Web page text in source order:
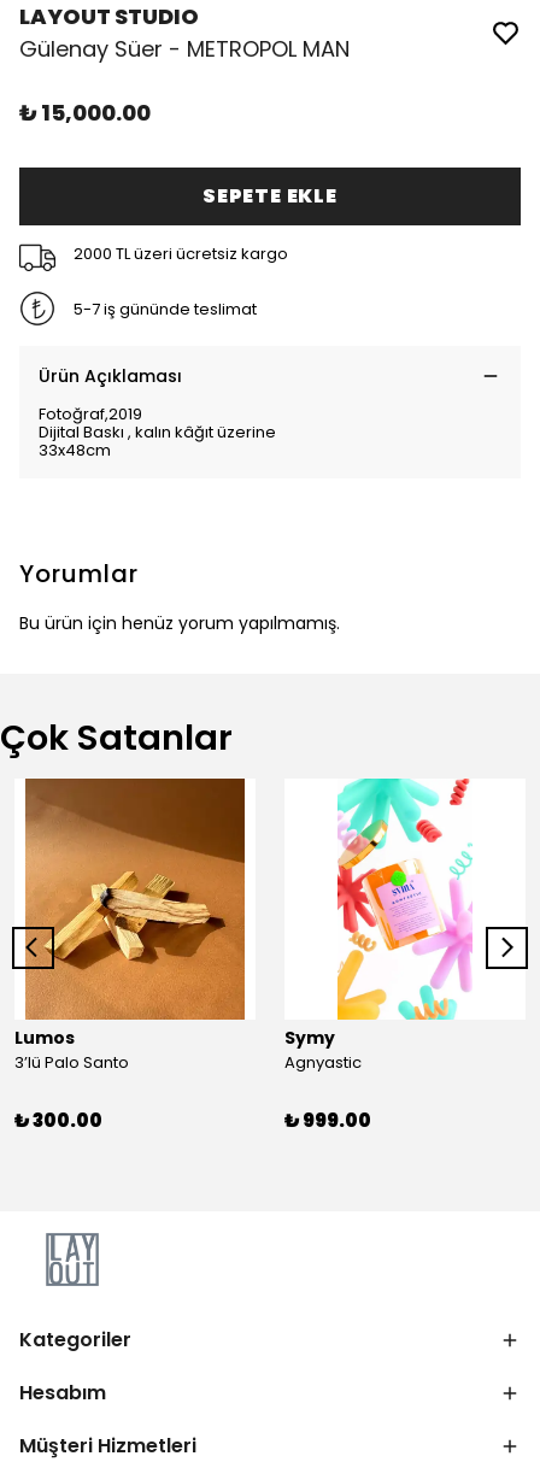
LAYOUT STUDIO
Gülenay Süer - METROPOL MAN
₺ 15,000.00
SEPETE EKLE
2000 TL üzeri ücretsiz kargo
5-7 iş gününde teslimat
Ürün Açıklaması
Fotoğraf,2019
Dijital Baskı , kalın kâğıt üzerine
33x48cm
Yorumlar
Bu ürün için henüz yorum yapılmamış.
Çok Satanlar
Lumos
3’lü Palo Santo
₺ 300.00
Symy
Agnyastic
₺ 999.00
Kategoriler
Hesabım
Müşteri Hizmetleri